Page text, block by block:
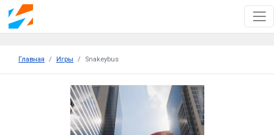
Главная Игры Snakeybus